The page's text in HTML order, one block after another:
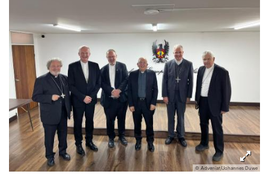
© Adveniat/Johannes Duwe